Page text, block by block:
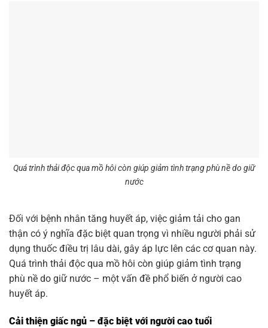
Quá trình thải độc qua mồ hôi còn giúp giảm tình trạng phù nề do giữ
nước
Đối với bệnh nhân tăng huyết áp, việc giảm tải cho gan
thận có ý nghĩa đặc biệt quan trọng vì nhiều người phải sử
dụng thuốc điều trị lâu dài, gây áp lực lên các cơ quan này.
Quá trình thải độc qua mồ hôi còn giúp giảm tình trạng
phù nề do giữ nước – một vấn đề phổ biến ở người cao
huyết áp.
Cải thiện giấc ngủ – đặc biệt với người cao tuổi